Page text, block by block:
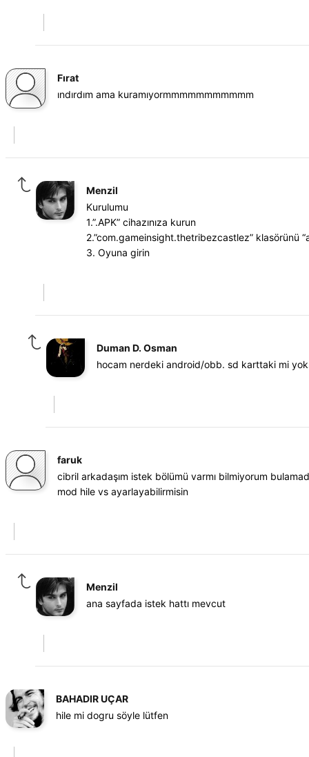
Fırat
ındırdım ama kuramıyormmmmmmmmmmm
Menzil
Kurulumu
1.”.APK” cihazınıza kurun
2.”com.gameinsight.thetribezcastlez” klasörünü
3. Oyuna girin
Duman D. Osman
hocam nerdeki android/obb. sd karttaki mi
faruk
cibril arkadaşım istek bölümü varmı bilmiyorum
mod hile vs ayarlayabilirmisin
Menzil
ana sayfada istek hattı mevcut
BAHADIR UÇAR
hile mi dogru söyle lütfen